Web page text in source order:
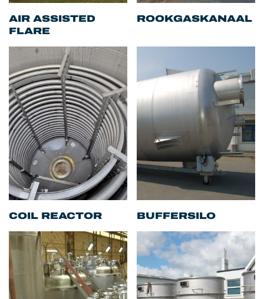
AIR ASSISTED
FLARE
ROOKGASKANAAL
COIL REACTOR BUFFERSILO